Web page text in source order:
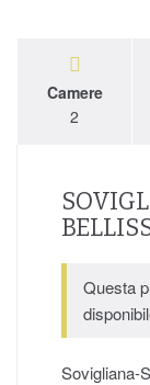
Camere
2
Questa
Sovigliana-